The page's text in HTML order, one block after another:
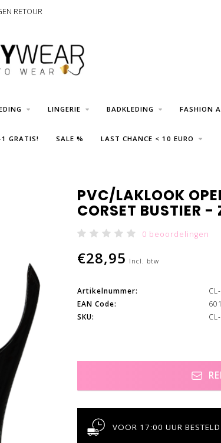
RETOUR
LINGERIE BADKLEDING FASHION
GRATIS! SALE % LAST CHANCE < 10 EURO
PVC/LAKLOOK
CORSET BUSTIER -
0 beoordelingen
€28,95 Incl. btw
Artikelnummer:
EAN Code:
SKU:
VOOR 17:00 UUR